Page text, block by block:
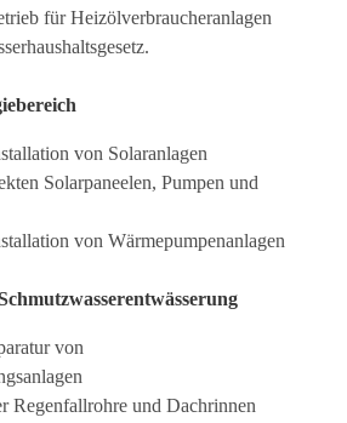
für Heizölverbraucheranlagen
von Solaranlagen
Solarpaneelen, Pumpen und
von Wärmepumpenanlagen
von
Regenfallrohre und Dachrinnen